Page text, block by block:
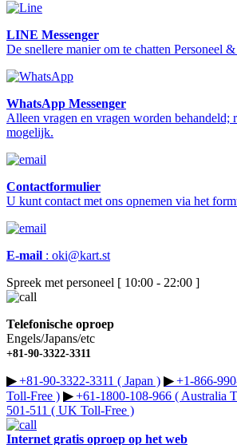
LINE Messenger
De snellere manier om te chatten Personeel
WhatsApp Messenger
Alleen vragen en vragen worden behandeld;
mogelijk.
Contactformulier
U kunt contact met ons opnemen via het
E-mail : oki@kart.st
Spreek met personeel [ 10:00 - 22:00 ]
Telefonische oproep
Engels/Japans/etc
+81-90-3322-3311
▶︎+81-90-3322-3311 ( Japan ) ▶︎+1-866-
Toll-Free ) ▶︎+61-1800-108-966 ( Australia
501-511 ( UK Toll-Free )
Internet gratis oproep op het web